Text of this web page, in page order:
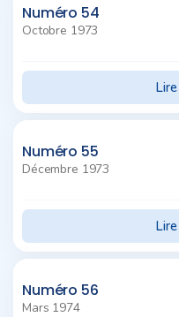
Numéro 54
Octobre 1973
Numéro 55
Décembre 1973
Numéro 56
Mars 1974